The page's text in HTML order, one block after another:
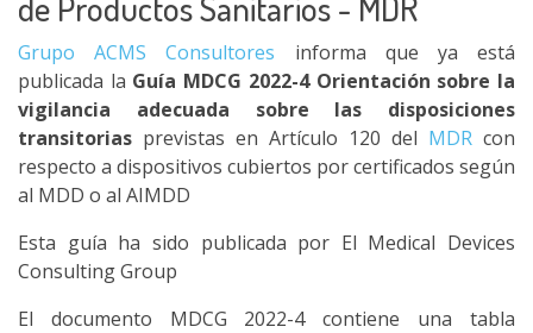
Grupo ACMS Consultores informa que ya está
publicada la Guía MDCG 2022-4 Orientación sobre la
vigilancia adecuada sobre las disposiciones
transitorias previstas en Artículo 120 del MDR con
respecto a dispositivos cubiertos por certificados según
al MDD o al AIMDD
Esta guía ha sido publicada por El Medical Devices
Consulting Group
El documento MDCG 2022-4 contiene una tabla